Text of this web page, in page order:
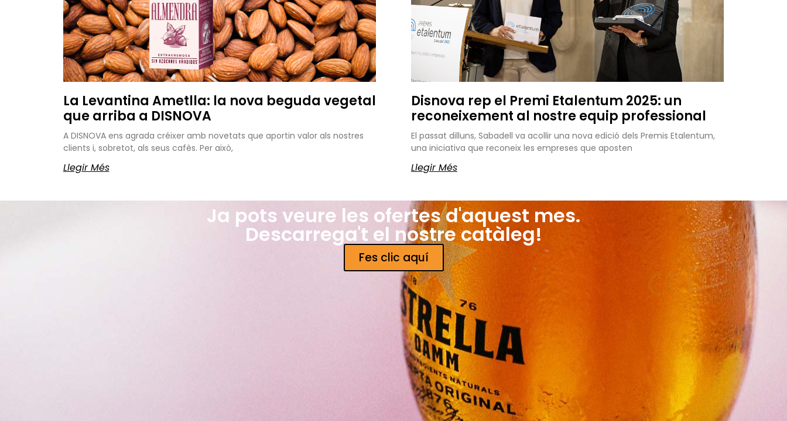
La Levantina Ametlla: la nova beguda vegetal
que arriba a DISNOVA
A DISNOVA ens agrada créixer amb novetats que aportin valor als nostres
clients i, sobretot, als seus cafès. Per això,
Llegir Més
Disnova rep el Premi Etalentum 2025: un
reconeixement al nostre equip professional
El passat dilluns, Sabadell va acollir una nova edició dels Premis Etalentum,
una iniciativa que reconeix les empreses que aposten
Llegir Més
Ja pots veure les ofertes d'aquest mes.
Descarrega't el nostre catàleg!
Fes clic aquí